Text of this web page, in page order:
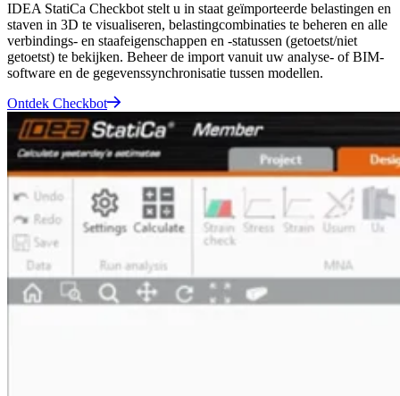
IDEA StatiCa Checkbot stelt u in staat geïmporteerde belastingen en
staven in 3D te visualiseren, belastingcombinaties te beheren en alle
verbindings- en staafeigenschappen en -statussen (getoetst/niet
getoetst) te bekijken. Beheer de import vanuit uw analyse- of BIM-
software en de gegevenssynchronisatie tussen modellen.
Ontdek Checkbot